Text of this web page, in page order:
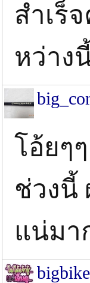
สำเร็
หว่าง
โอ้ยๆ
ช่วงนี้
แน่มา
bigbike